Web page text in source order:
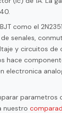
como el
senales,
y circuitos de
hace
electronica
parametros
nuestro